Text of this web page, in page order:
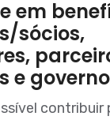
em
sócios,
e
contribuir